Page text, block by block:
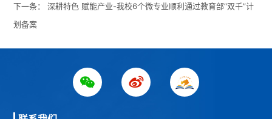
下一条：深耕特色 赋能产业-我校6个微专业顺利通过教育部“双千”计
划备案